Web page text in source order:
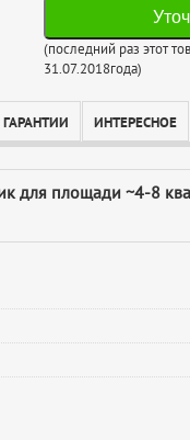
(последний раз этот
31.07.2018года)
ГАРАНТИИ ИНТЕРЕСНОЕ
для площади ~4-8